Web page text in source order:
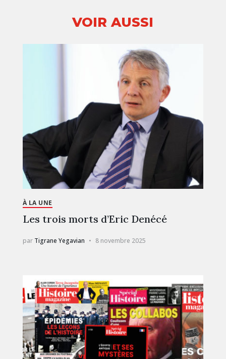
VOIR AUSSI
À LA UNE
Les trois morts d’Eric Denécé
par Tigrane Yegavian 8 novembre 2025